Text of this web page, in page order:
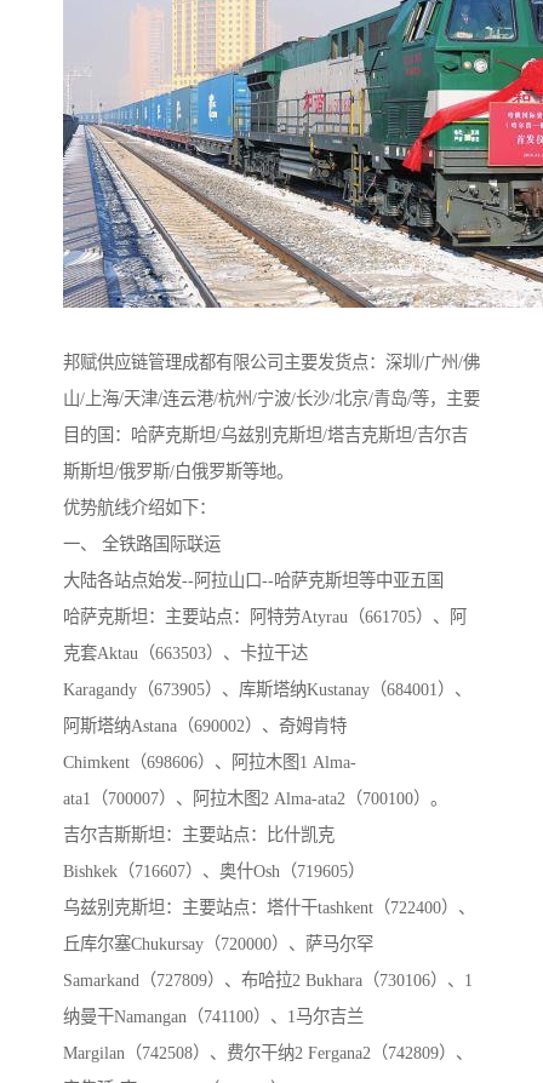
邦赋供应链管理成都有限公司主要发货点：深圳/广州/佛
山/上海/天津/连云港/杭州/宁波/长沙/北京/青岛/等，主要
目的国：哈萨克斯坦/乌兹别克斯坦/塔吉克斯坦/吉尔吉
斯斯坦/俄罗斯/白俄罗斯等地。
优势航线介绍如下：
一、 全铁路国际联运
大陆各站点始发--阿拉山口--哈萨克斯坦等中亚五国
哈萨克斯坦：主要站点：阿特劳Atyrau（661705）、阿
克套Aktau（663503）、卡拉干达
Karagandy（673905）、库斯塔纳Kustanay（684001）、
阿斯塔纳Astana（690002）、奇姆肯特
Chimkent（698606）、阿拉木图1 Alma-
ata1（700007）、阿拉木图2 Alma-ata2（700100）。
吉尔吉斯斯坦：主要站点：比什凯克
Bishkek（716607）、奥什Osh（719605）
乌兹别克斯坦：主要站点：塔什干tashkent（722400）、
丘库尔塞Chukursay（720000）、萨马尔罕
Samarkand（727809）、布哈拉2 Bukhara（730106）、1
纳曼干Namangan（741100）、1马尔吉兰
Margilan（742508）、费尔干纳2 Fergana2（742809）、